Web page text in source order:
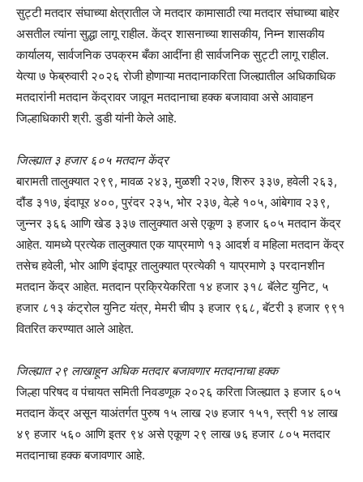
सुट्टी मतदार संघाच्या क्षेत्रातील जे मतदार कामासाठी त्या मतदार संघाच्या बाहेर
असतील त्यांना सुद्धा लागू राहील. केंद्र शासनाच्या शासकीय, निम्न शासकीय
कार्यालय, सार्वजनिक उपक्रम बँका आदींना ही सार्वजनिक सुट्टी लागू राहील.
येत्या ७ फेब्रुवारी २०२६ रोजी होणाऱ्या मतदानाकरिता जिल्ह्यातील अधिकाधिक
मतदारांनी मतदान केंद्रावर जावून मतदानाचा हक्क बजावावा असे आवाहन
जिल्हाधिकारी श्री. डुडी यांनी केले आहे.
जिल्ह्यात ३ हजार ६०५ मतदान केंद्र
बारामती तालुक्यात २९९, मावळ २४३, मुळशी २२७, शिरुर ३३७, हवेली २६३,
दौंड ३१७, इंदापूर ४००, पुरंदर २३५, भोर २३७, वेल्हे १०५, आंबेगाव २३९,
जुन्नर ३६६ आणि खेड ३३७ तालुक्यात असे एकूण ३ हजार ६०५ मतदान केंद्र
आहेत. यामध्ये प्रत्येक तालुक्यात एक याप्रमाणे १३ आदर्श व महिला मतदान केंद्र
तसेच हवेली, भोर आणि इंदापूर तालुक्यात प्रत्येकी १ याप्रमाणे ३ परदानशीन
मतदान केंद्र आहेत. मतदान प्रक्रियेकरिता १४ हजार ३१८ बॅलेट युनिट, ५
हजार ८१३ कंट्रोल युनिट यंत्र, मेमरी चीप ३ हजार ९६८, बॅटरी ३ हजार ९९१
वितरित करण्यात आले आहेत.
जिल्ह्यात २९ लाखाहून अधिक मतदार बजावणार मतदानाचा हक्क
जिल्हा परिषद व पंचायत समिती निवडणूक २०२६ करिता जिल्ह्यात ३ हजार ६०५
मतदान केंद्र असून याअंतर्गत पुरुष १५ लाख २७ हजार १५१, स्त्री १४ लाख
४९ हजार ५६० आणि इतर ९४ असे एकूण २९ लाख ७६ हजार ८०५ मतदार
मतदानाचा हक्क बजावणार आहे.